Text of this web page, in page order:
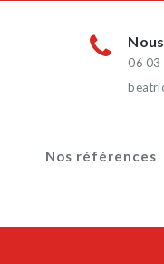
06 03
Nos références